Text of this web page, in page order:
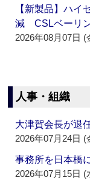
【新製品】ハイ
減 CSLベーリ
2026年08月07日 (
人事・組織
大津賀会長が退
2026年07月24日 (
事務所を日本橋
2026年07月15日 (